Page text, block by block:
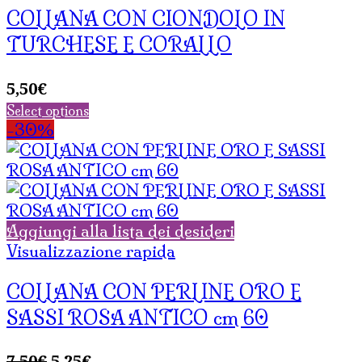
COLLANA CON CIONDOLO IN
TURCHESE E CORALLO
5,50€
Select options
-30%
Aggiungi alla lista dei desideri
Visualizzazione rapida
COLLANA CON PERLINE ORO E
SASSI ROSA ANTICO cm 60